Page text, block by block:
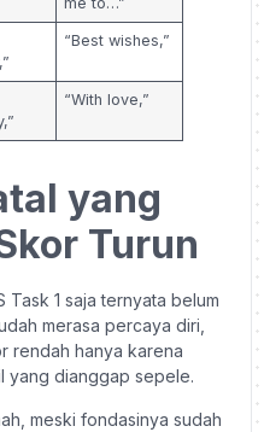
“Best wishes,”
“With love,”
yang
Turun
Task 1 saja ternyata belum
merasa percaya diri,
rendah hanya karena
yang dianggap sepele.
meski fondasinya sudah